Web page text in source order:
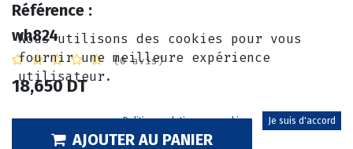
Référence :
wh824
(0 avis)
18,650DT
AJOUTER AU PANIER
Nous utilisons des cookies pour vous
fournir une meilleure expérience
utilisateur.
Politique relative aux cookies Je suis d'accord